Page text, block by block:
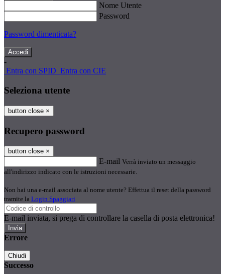
Nome Utente
Password
Password dimenticata?
-
Entra con SPID Entra con CIE
Seleziona utente
button close ×
Recupero password
button close ×
E-mail Verrà inviato un messaggio
all'indirizzo indicato con le istruzioni necessarie.
Non hai una e-mail associata al nome utente? Effettua il reset della password
tramite la Login Spaggiari
E-mail inviata, si prega di controllare la casella di posta elettronica!
Errore
Chiudi
Successo